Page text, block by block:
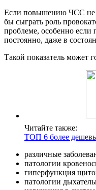
Если повышению ЧСС не
бы сыграть роль
проблеме, особенно если
постоянно, даже в
Такой показатель может
Читайте также:
ТОП 6 более
различные
патологии
гиперфункция
патологии